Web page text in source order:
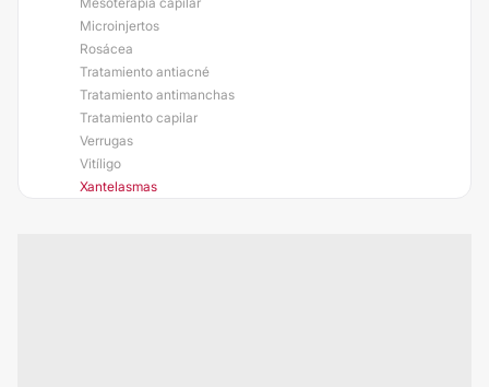
Microinjertos
Rosácea
Tratamiento antiacné
Tratamiento antimanchas
Tratamiento capilar
Verrugas
Vitíligo
Xantelasmas